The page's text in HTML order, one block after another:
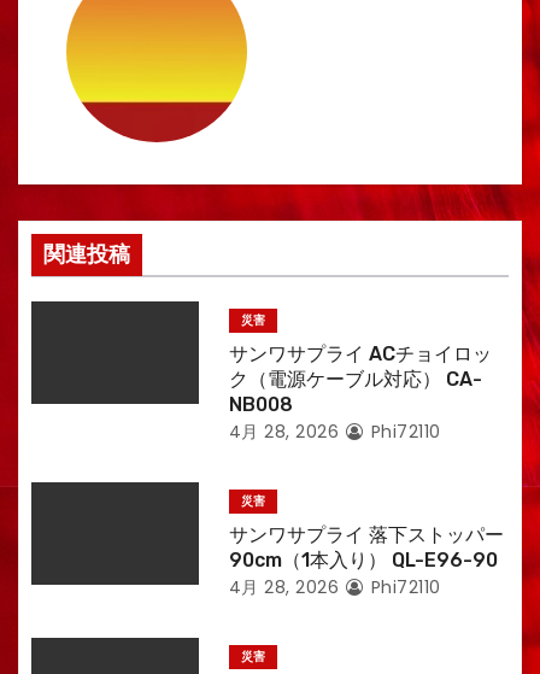
関連投稿
災害
サンワサプライ ACチョイロッ
ク（電源ケーブル対応） CA-
NB008
4月 28, 2026 Phi72110
災害
サンワサプライ 落下ストッパー
90cm（1本入り） QL-E96-90
4月 28, 2026 Phi72110
災害